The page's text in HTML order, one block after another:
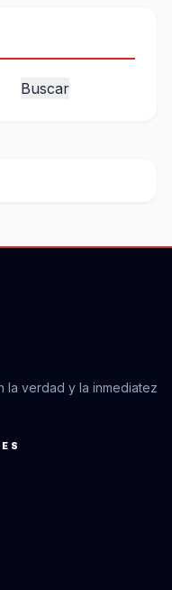
la verdad y la inmediatez